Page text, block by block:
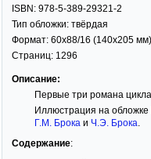
ISBN: 978-5-389-29321-2
Тип обложки: твёрдая
Формат: 60x88/16 (140x205 мм)
Страниц: 1296
Описание:
Первые три романа
Иллюстрация на обложке
Г.М. Брокаи Ч.Э. Брока.
Содержание: